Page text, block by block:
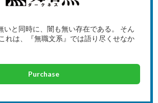
いと同時に、闇も無い存在である。 そん
れは、『無職文系』では語り尽くせなか
Purchase